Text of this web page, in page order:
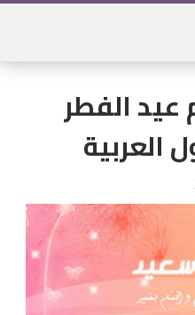
عيد الفطر
العربية